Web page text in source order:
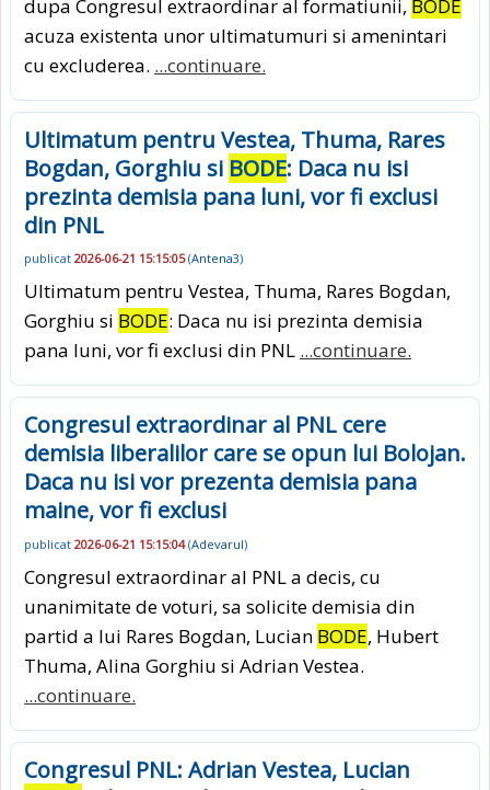
dupa Congresul extraordinar al formatiunii, BODE
acuza existenta unor ultimatumuri si amenintari
cu excluderea. ...continuare.
Ultimatum pentru Vestea, Thuma, Rares
Bogdan, Gorghiu si BODE: Daca nu isi
prezinta demisia pana luni, vor fi exclusi
din PNL
publicat 2026-06-21 15:15:05(Antena3)
Ultimatum pentru Vestea, Thuma, Rares Bogdan,
Gorghiu si BODE: Daca nu isi prezinta demisia
pana luni, vor fi exclusi din PNL ...continuare.
Congresul extraordinar al PNL cere
demisia liberalilor care se opun lui Bolojan.
Daca nu isi vor prezenta demisia pana
maine, vor fi exclusi
publicat 2026-06-21 15:15:04(Adevarul)
Congresul extraordinar al PNL a decis, cu
unanimitate de voturi, sa solicite demisia din
partid a lui Rares Bogdan, Lucian BODE, Hubert
Thuma, Alina Gorghiu si Adrian Vestea.
...continuare.
Congresul PNL: Adrian Vestea, Lucian